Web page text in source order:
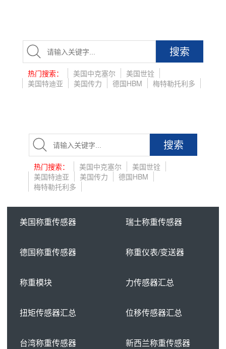
搜索
热门搜索： 美国中克塞尔
美国世铨
美国特迪亚
美国传力 德国HBM 梅特勒托利多
搜索
热门搜索： 美国中克塞尔
美国世铨
美国特迪亚
美国传力
德国HBM
梅特勒托利多
美国称重传感器 瑞士称重传感器
德国称重传感器 称重仪表/变送器
称重模块 力传感器汇总
扭矩传感器汇总 位移传感器汇总
台湾称重传感器 新西兰称重传感器